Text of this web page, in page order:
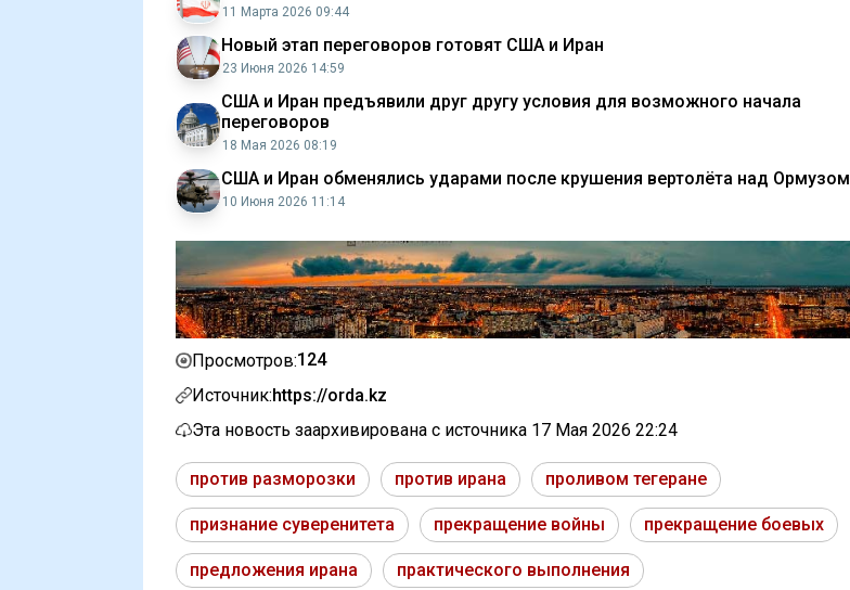
11 Марта 2026 09:44
Новый этап переговоров готовят США и Иран
23 Июня 2026 14:59
США и Иран предъявили друг другу условия для возможного начала
переговоров
18 Мая 2026 08:19
США и Иран обменялись ударами после крушения вертолёта над Ормузом
10 Июня 2026 11:14
Просмотров:124
Источник:https://orda.kz
Эта новость заархивирована с источника 17 Мая 2026 22:24
против разморозки против ирана проливом тегеране
признание суверенитета прекращение войны прекращение боевых
предложения ирана практического выполнения